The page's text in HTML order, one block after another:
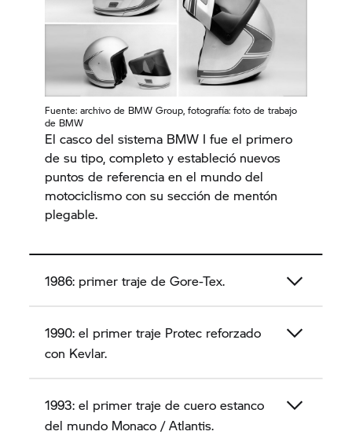
Fuente: archivo de BMW Group, fotografía: foto de trabajo
de BMW
El casco del sistema BMW I fue el primero
de su tipo, completo y estableció nuevos
puntos de referencia en el mundo del
motociclismo con su sección de mentón
plegable.
1986: primer traje de Gore-Tex.
1990: el primer traje Protec reforzado
con Kevlar.
1993: el primer traje de cuero estanco
del mundo Monaco / Atlantis.